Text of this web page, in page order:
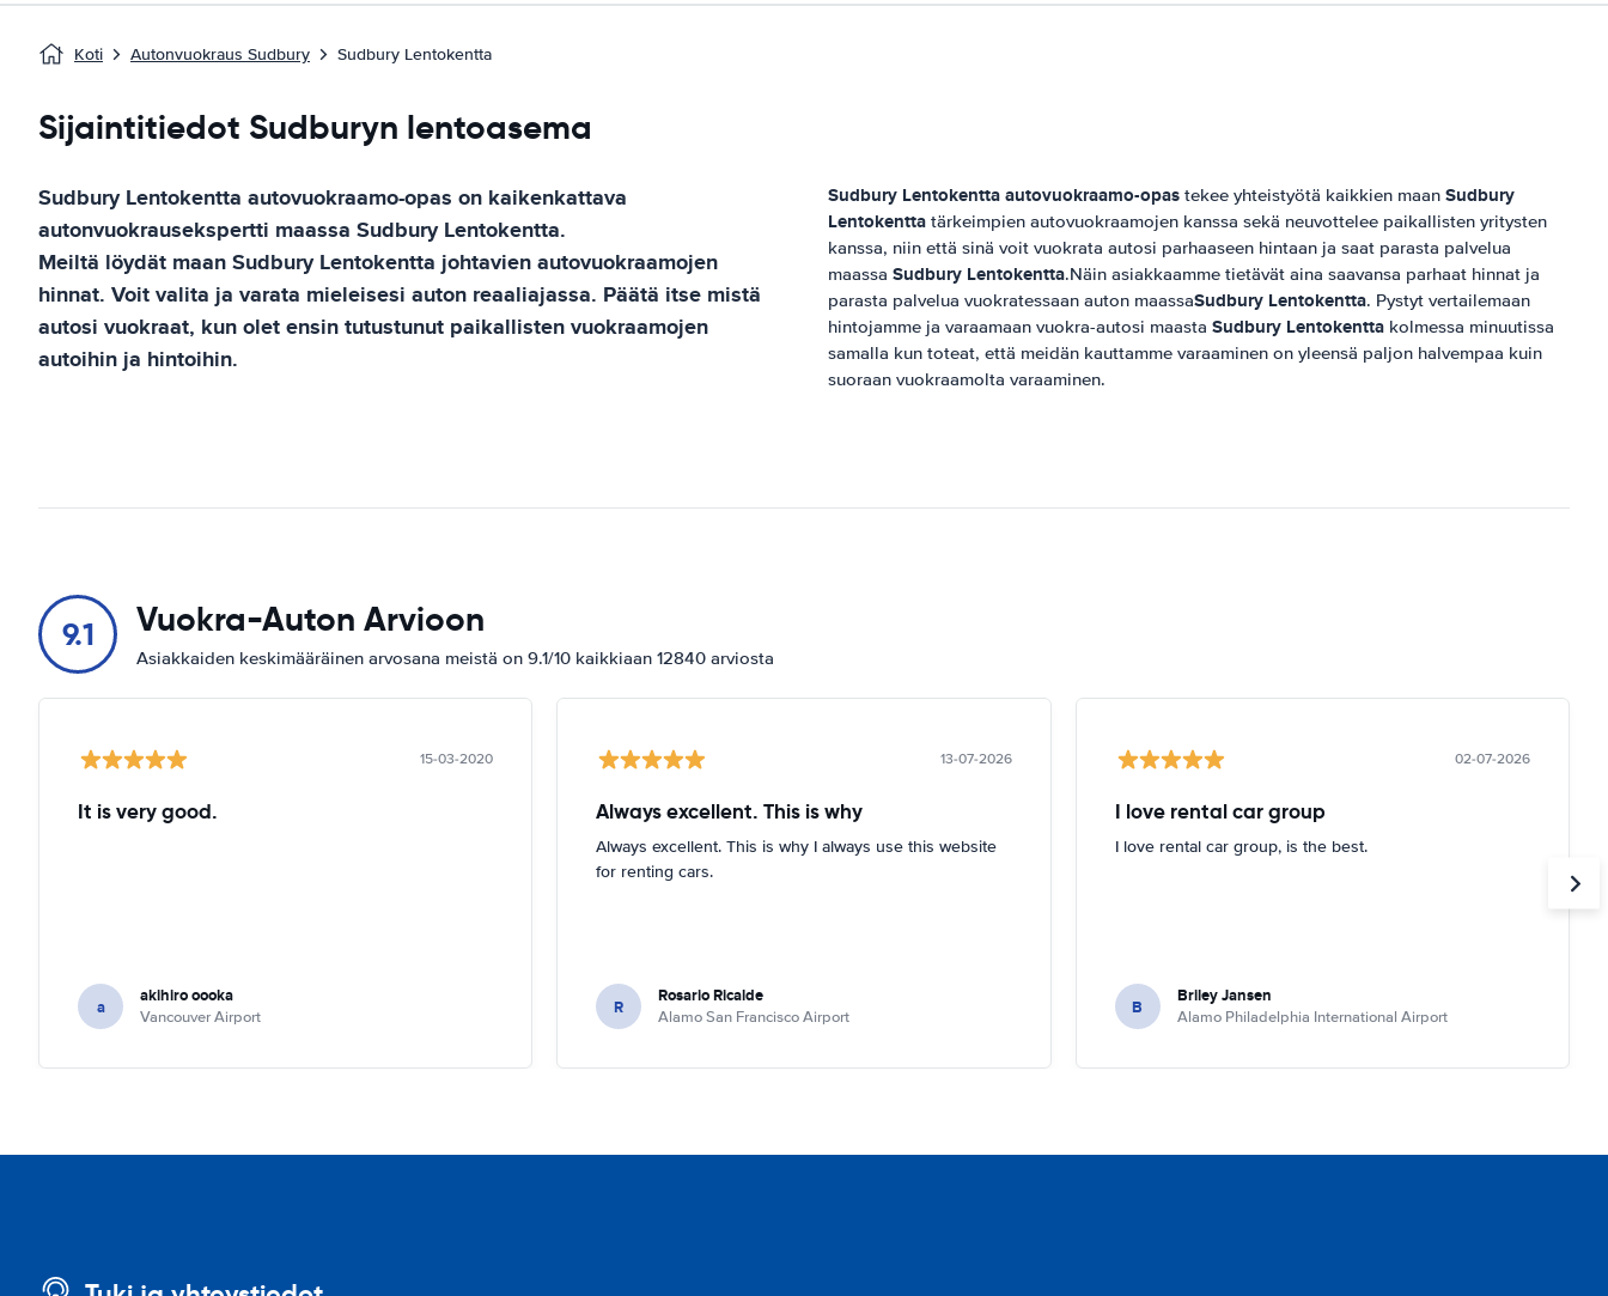
Koti Autonvuokraus Sudbury Sudbury Lentokentta
Sijaintitiedot Sudburyn lentoasema
Sudbury Lentokentta autovuokraamo-opas on kaikenkattava
autonvuokrausekspertti maassa Sudbury Lentokentta.
Meiltä löydät maanSudbury Lentokentta johtavien autovuokraamojen
hinnat. Voit valita ja varata mieleisesi auton reaaliajassa. Päätä itse mistä
autosi vuokraat, kun olet ensin tutustunut paikallisten vuokraamojen
autoihin ja hintoihin.
Sudbury Lentokenttaautovuokraamo-opas tekee yhteistyötä kaikkien maan Sudbury
Lentokentta tärkeimpien autovuokraamojen kanssa sekä neuvottelee paikallisten yritysten
kanssa, niin että sinä voit vuokrata autosi parhaaseen hintaan ja saat parasta palvelua
maassa Sudbury Lentokentta.Näin asiakkaamme tietävät aina saavansa parhaat hinnat ja
parasta palvelua vuokratessaan auton maassaSudbury Lentokentta. Pystyt vertailemaan
hintojamme ja varaamaan vuokra-autosi maasta Sudbury Lentokentta kolmessa minuutissa
samalla kun toteat, että meidän kauttamme varaaminen on yleensä paljon halvempaa kuin
suoraan vuokraamolta varaaminen.
9.1 Vuokra-Auton Arvioon
Asiakkaiden keskimääräinen arvosana meistä on 9.1/10 kaikkiaan 12840 arviosta
15-03-2020
It is very good.
a akihiro oooka
Vancouver Airport
13-07-2026
Always excellent. This is why
Always excellent. This is why I always use this website
for renting cars.
R Rosario Ricalde
Alamo San Francisco Airport
02-07-2026
I love rental car group
I love rental car group, is the best.
B Briley Jansen
Alamo Philadelphia International Airport